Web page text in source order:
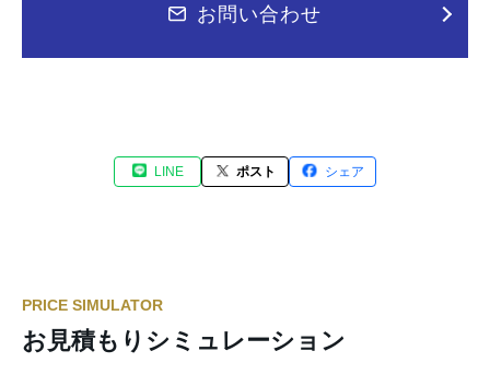
お問い合わせ
LINE ポスト シェア
PRICE SIMULATOR
お見積もりシミュレーション